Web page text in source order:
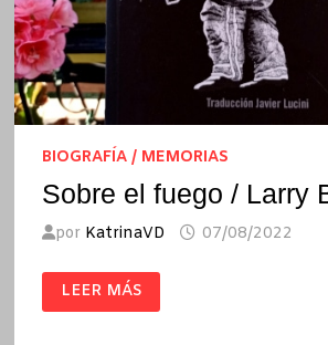
BIOGRAFÍA / MEMORIAS
Sobre el fuego / Larry
por KatrinaVD 07/08/2022
SOBRE
EL
FUEGO
LEER MÁS